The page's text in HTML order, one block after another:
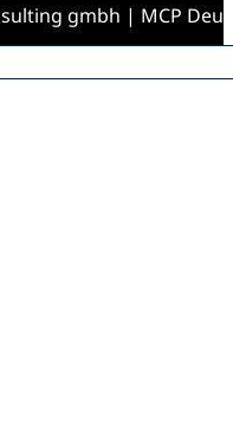
gmbh | MCP